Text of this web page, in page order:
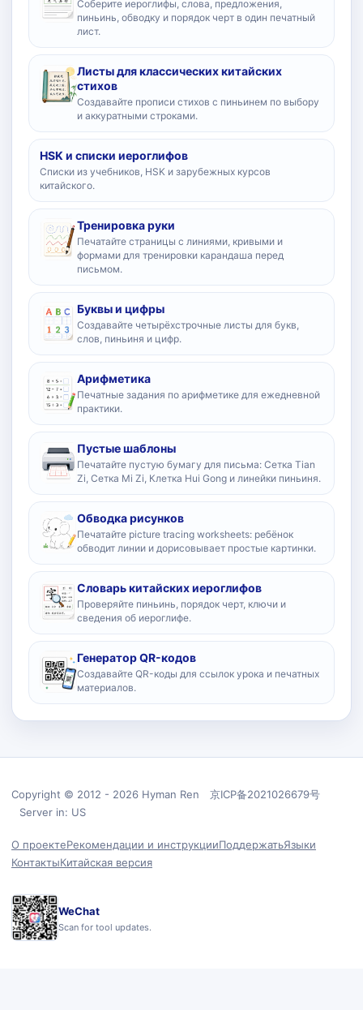
Соберите иероглифы, слова, предложения,
пиньинь, обводку и порядок черт в один печатный
лист.
Листы для классических китайских
стихов
Создавайте прописи стихов с пиньинем по выбору
и аккуратными строками.
HSK и списки иероглифов
Списки из учебников, HSK и зарубежных курсов
китайского.
Тренировка руки
Печатайте страницы с линиями, кривыми и
формами для тренировки карандаша перед
письмом.
Буквы и цифры
Создавайте четырёхстрочные листы для букв,
слов, пиньиня и цифр.
Арифметика
Печатные задания по арифметике для ежедневной
практики.
Пустые шаблоны
Печатайте пустую бумагу для письма: Сетка Tian
Zi, Сетка Mi Zi, Клетка Hui Gong и линейки пиньиня.
Обводка рисунков
Печатайте picture tracing worksheets: ребёнок
обводит линии и дорисовывает простые картинки.
Словарь китайских иероглифов
Проверяйте пиньинь, порядок черт, ключи и
сведения об иероглифе.
Генератор QR-кодов
Создавайте QR-коды для ссылок урока и печатных
материалов.
Copyright © 2012 - 2026 Hyman Ren 京ICP备2021026679号
Server in: US
О проектеРекомендации и инструкцииПоддержатьЯзыки
КонтактыКитайская версия
WeChat
Scan for tool updates.